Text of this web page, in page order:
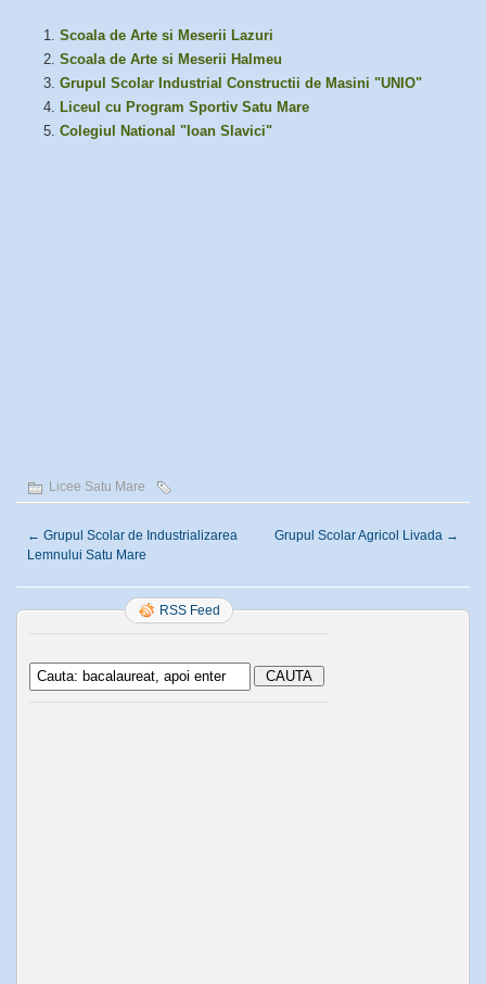
Scoala de Arte si Meserii Lazuri
Scoala de Arte si Meserii Halmeu
Grupul Scolar Industrial Constructii de Masini "UNIO"
Liceul cu Program Sportiv Satu Mare
Colegiul National "Ioan Slavici"
Licee Satu Mare
← Grupul Scolar de Industrializarea
Lemnului Satu Mare
Grupul Scolar Agricol Livada →
RSS Feed